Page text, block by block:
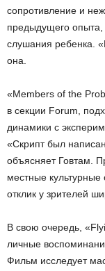
сопротивление и
предыдущего опыта,
слушания ребенка.
она.
«Members of the
в секции Forum,
динамики с
«Скрипт был
объясняет Говтам.
местные
отклик у зрителей
В свою очередь,
личные
Фильм исследует